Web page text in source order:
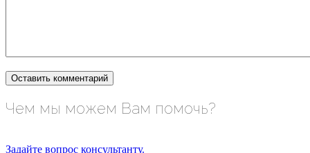
Чем мы можем Вам помочь?
Задайте вопрос консультанту.